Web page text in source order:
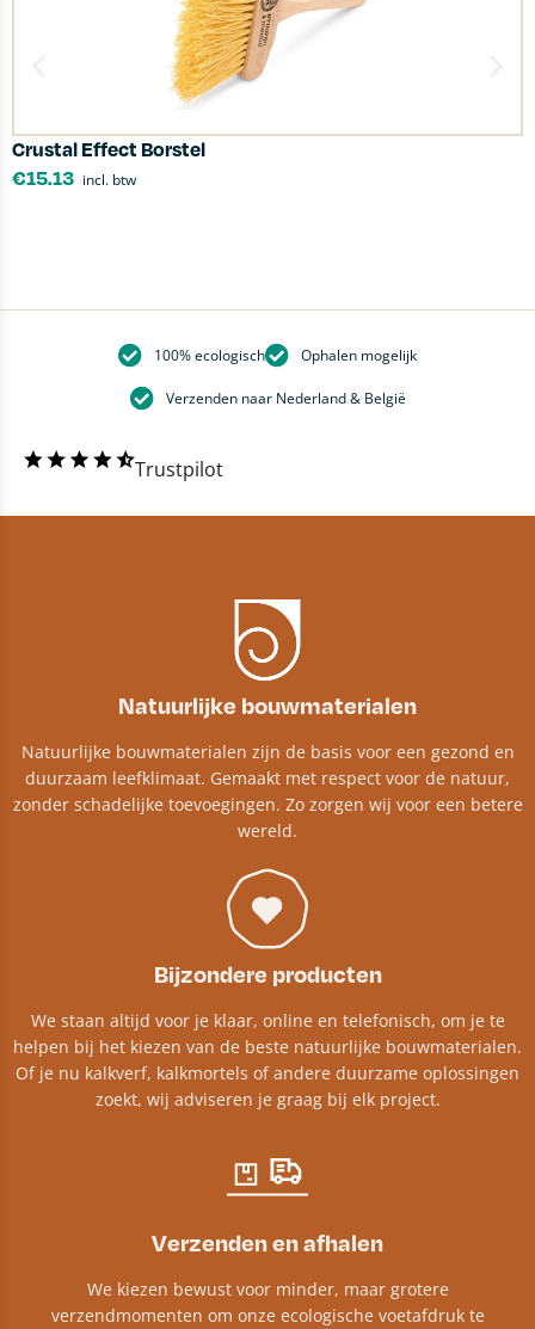
Crustal Effect Borstel
€15.13 incl. btw
100% ecologisch Ophalen mogelijk
Verzenden naar Nederland & België
Trustpilot
Natuurlijke bouwmaterialen
Natuurlijke bouwmaterialen zijn de basis voor een gezond en
duurzaam leefklimaat. Gemaakt met respect voor de natuur,
zonder schadelijke toevoegingen. Zo zorgen wij voor een betere
wereld.
Bijzondere producten
We staan altijd voor je klaar, online en telefonisch, om je te
helpen bij het kiezen van de beste natuurlijke bouwmaterialen.
Of je nu kalkverf, kalkmortels of andere duurzame oplossingen
zoekt, wij adviseren je graag bij elk project.​
Verzenden en afhalen
We kiezen bewust voor minder, maar grotere
verzendmomenten om onze ecologische voetafdruk te